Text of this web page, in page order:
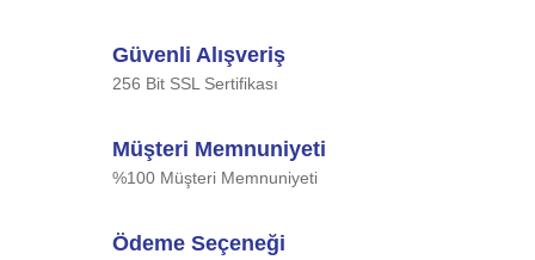
Güvenli Alışveriş
256 Bit SSL Sertifikası
Müşteri Memnuniyeti
%100 Müşteri Memnuniyeti
Ödeme Seçeneği